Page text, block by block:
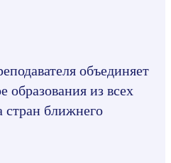
объединяет
образования из всех
стран ближнего